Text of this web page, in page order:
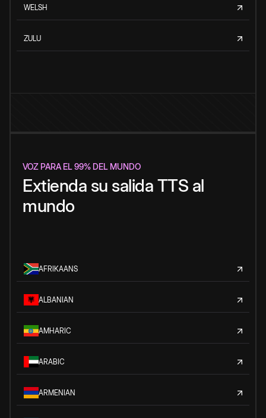
WELSH
ZULU
VOZ PARA EL 99% DEL MUNDO
Extienda su salida TTS al
mundo
AFRIKAANS
ALBANIAN
AMHARIC
ARABIC
ARMENIAN